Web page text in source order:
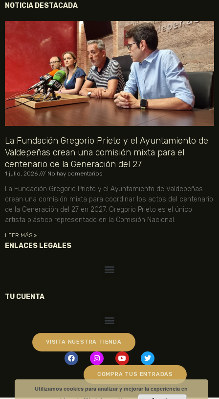
NOTICIA DESTACADA
La Fundación Gregorio Prieto y el Ayuntamiento de
Valdepeñas crean una comisión mixta para el
centenario de la Generación del 27
1 julio, 2026 No hay comentarios
La Fundación Gregorio Prieto y el Ayuntamiento de Valdepeñas
crean una comisión mixta para coordinar los actos del centenario
de la Generación del 27 en 2027. Gregorio Prieto es el único
artista plástico representado en la Comisión Nacional.
LEER MÁS »
ENLACES LEGALES
TU CUENTA
VISITA NUESTRA TIENDA
COMPRA TUS ENTRADAS
Utilizamos cookies para analizar y mejorar la experiencia en